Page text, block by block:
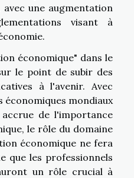
une augmentation
visant à
économique" dans le
le point de subir des
à l'avenir. Avec
mondiaux
de l'importance
le rôle du domaine
économique ne fera
que les professionnels
un rôle crucial à